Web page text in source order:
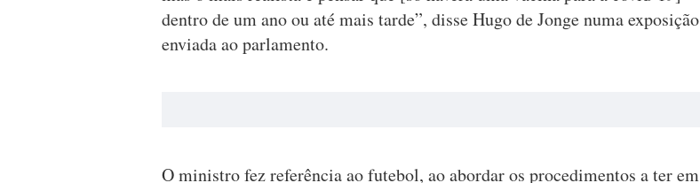
dentro de um ano ou até mais tarde”, disse Hugo de Jonge numa exposição
enviada ao parlamento.
O ministro fez referência ao futebol, ao abordar os procedimentos a ter em